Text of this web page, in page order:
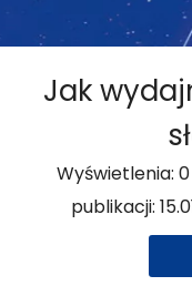
Jak
Wyświetlenia: 0
publikacji: